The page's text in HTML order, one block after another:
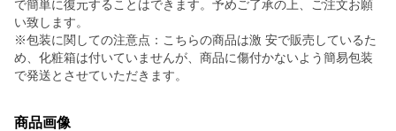
で簡単に復元することはできます。予めご了承の上、ご注文お願
い致します。
※包装に関しての注意点：こちらの商品は激 安で販売しているた
め、化粧箱は付いていませんが、商品に傷付かないよう簡易包装
で発送とさせていただきます。
商品画像